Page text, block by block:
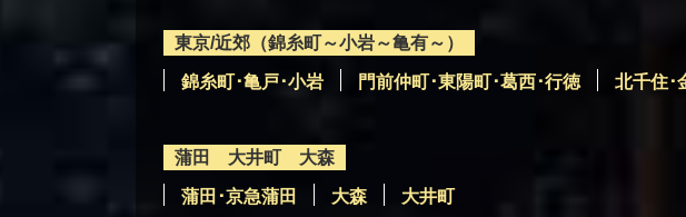
東京/近郊（錦糸町～小岩～亀有～）
錦糸町･亀戸･小岩 門前仲町･東陽町･葛西･行徳 北千住･
蒲田 大井町 大森
蒲田･京急蒲田 大森 大井町